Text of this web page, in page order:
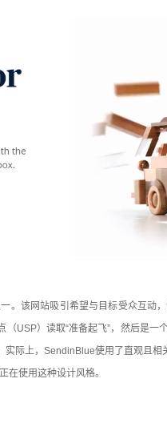
。该网站吸引希望与目标受众互动
USP）读取“准备起飞”，然后是
实际上，SendinBlue使用了直观且
在使用这种设计风格。